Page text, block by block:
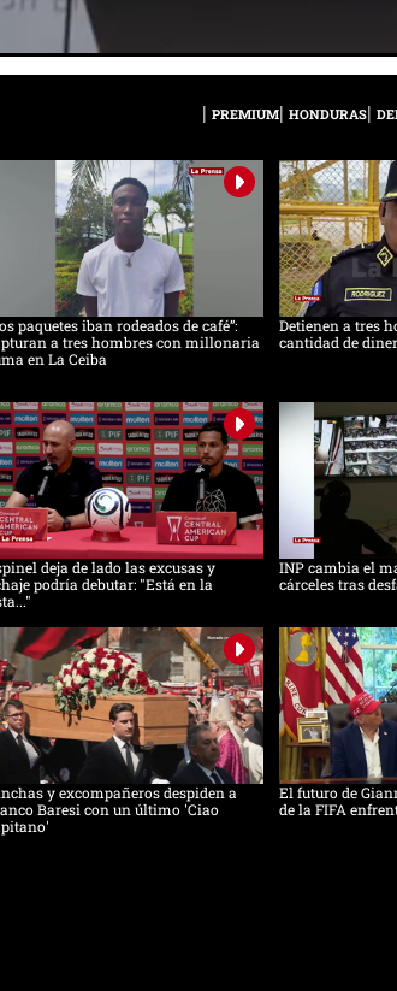
PREMIUM HONDURAS
paquetes iban rodeados de café”:
a tres hombres con millonaria
en La Ceiba
Detienen a tres
cantidad de
deja de lado las excusas y
podría debutar: "Está en la
INP cambia el
cárceles tras
y excompañeros despiden a
Baresi con un último 'Ciao
El futuro de
de la FIFA